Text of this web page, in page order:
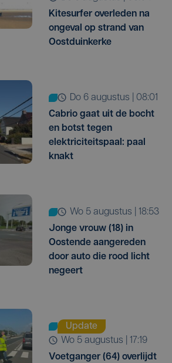
Kitesurfer overleden na
ongeval op strand van
Oostduinkerke
do 6 augustus | 08:01
Cabrio gaat uit de bocht
en botst tegen
elektriciteitspaal: paal
knakt
wo 5 augustus | 18:53
Jonge vrouw (18) in
Oostende aangereden
door auto die rood licht
negeert
Update
wo 5 augustus | 17:19
Voetganger (64) overlijdt